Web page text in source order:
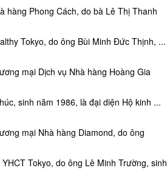
hàng Phong Cách, do bà Lê Thị Thanh
Tokyo, do ông Bùi Minh Đức Thịnh, ...
mại Dịch vụ Nhà hàng Hoàng Gia
sinh năm 1986, là đại diện Hộ kinh ...
mại Nhà hàng Diamond, do ông
Tokyo, do ông Lê Minh Trường, sinh